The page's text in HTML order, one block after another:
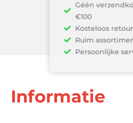
Géén verzendkosten
Kosteloos retourneren
Ruim assortiment en
Persoonlijke service in
Informatie